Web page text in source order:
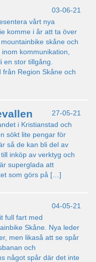
03-06-21
vårt nya
komme i år att ta över
skåne och
kommunikation,
en stor tillgång.
Region Skåne och
27-05-21
i Kristianstad och
sökt lite pengar för
så de kan bli del av
inköp av verktyg och
superglada att
som görs på […]
04-05-21
full fart med
Skåne. Nya leder
men likaså att se spår
och
något spår där det inte